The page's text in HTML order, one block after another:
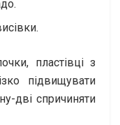
пластівці з
підвищувати
дві спричиняти